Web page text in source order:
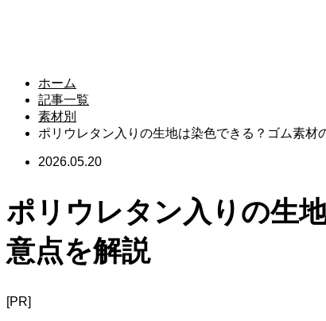
ホーム
記事一覧
素材別
ポリウレタン入りの生地は染色できる？ゴム素材
2026.05.20
ポリウレタン入りの生
意点を解説
[PR]